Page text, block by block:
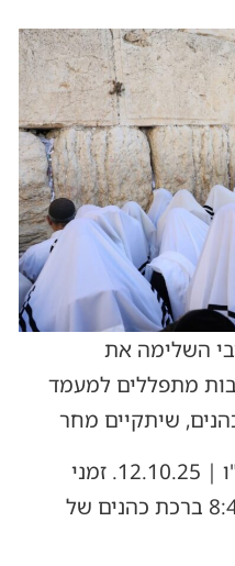
השלימה את
מתפללים למעמד
שיתקיים מחר
יום ראשון | כ' בתשרי תשפ"ו | 12.10.25. זמני
המעמד: תפילת שחרית – 8:45 ברכת כהנים של